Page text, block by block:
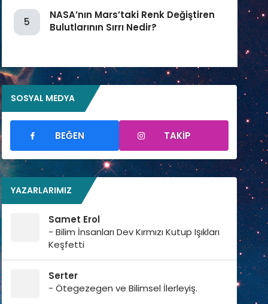
5
NASA’nın Mars’taki Renk Değiştiren
Bulutlarının Sırrı Nedir?
SOSYAL MEDYA
BEĞEN TAKIP
YAZARLARIMIZ
Samet Erol
- Bilim İnsanları Dev Kırmızı Kutup Işıkları
Keşfetti
Serter
- Ötegezegen ve Bilimsel İlerleyiş.